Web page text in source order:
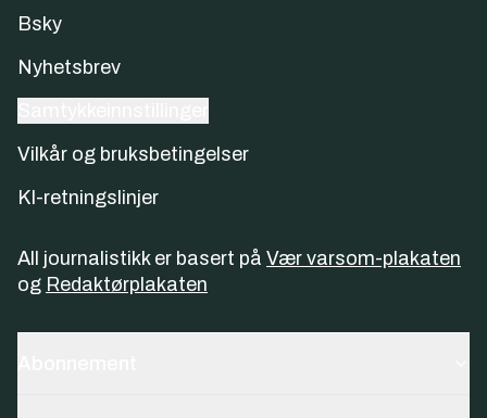
Bsky
Nyhetsbrev
Vilkår og bruksbetingelser
KI-retningslinjer
All journalistikk er basert på Vær varsom-plakaten
og Redaktørplakaten